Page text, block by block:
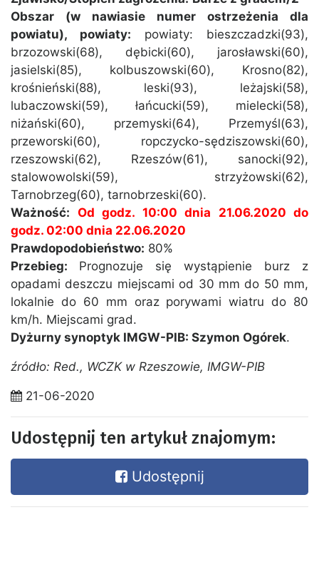
Obszar (w nawiasie numer ostrzeżenia dla
powiatu), powiaty: powiaty: bieszczadzki(93),
brzozowski(68), dębicki(60), jarosławski(60),
jasielski(85), kolbuszowski(60), Krosno(82),
krośnieński(88), leski(93), leżajski(58),
lubaczowski(59), łańcucki(59), mielecki(58),
niżański(60), przemyski(64), Przemyśl(63),
przeworski(60), ropczycko-sędziszowski(60),
rzeszowski(62), Rzeszów(61), sanocki(92),
stalowowolski(59), strzyżowski(62),
Tarnobrzeg(60), tarnobrzeski(60).
Ważność: Od godz. 10:00 dnia 21.06.2020 do
godz. 02:00 dnia 22.06.2020
Prawdopodobieństwo: 80%
Przebieg: Prognozuje się wystąpienie burz z
opadami deszczu miejscami od 30 mm do 50 mm,
lokalnie do 60 mm oraz porywami wiatru do 80
km/h. Miejscami grad.
Dyżurny synoptyk IMGW-PIB: Szymon Ogórek.
źródło: Red., WCZK w Rzeszowie, IMGW-PIB
21-06-2020
Udostępnij ten artykuł znajomym:
Udostępnij